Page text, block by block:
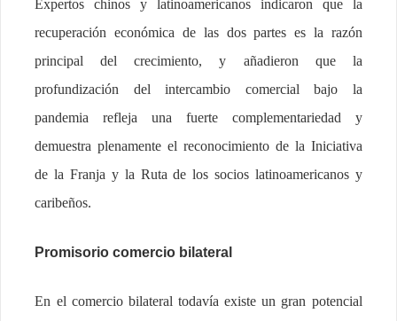
Expertos chinos y latinoamericanos indicaron que la
recuperación económica de las dos partes es la razón
principal del crecimiento, y añadieron que la
profundización del intercambio comercial bajo la
pandemia refleja una fuerte complementariedad y
demuestra plenamente el reconocimiento de la Iniciativa
de la Franja y la Ruta de los socios latinoamericanos y
caribeños.
Promisorio comercio bilateral
En el comercio bilateral todavía existe un gran potencial